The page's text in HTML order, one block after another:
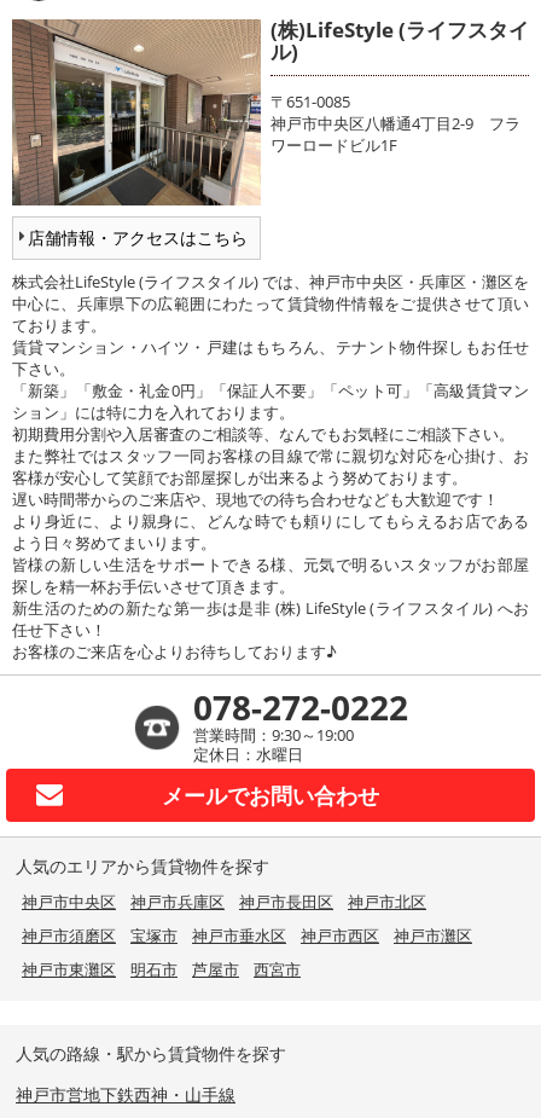
店舗情報・アクセスはこちら
(株)LifeStyle (ライフスタイ
ル)
〒651-0085
神戸市中央区八幡通4丁目2-9 フラ
ワーロードビル1F
株式会社LifeStyle (ライフスタイル) では、神戸市中央区・兵庫区・灘区を
中心に、兵庫県下の広範囲にわたって賃貸物件情報をご提供させて頂い
ております。
賃貸マンション・ハイツ・戸建はもちろん、テナント物件探しもお任せ
下さい。
「新築」「敷金・礼金0円」「保証人不要」「ペット可」「高級賃貸マン
ション」には特に力を入れております。
初期費用分割や入居審査のご相談等、なんでもお気軽にご相談下さい。
また弊社ではスタッフ一同お客様の目線で常に親切な対応を心掛け、お
客様が安心して笑顔でお部屋探しが出来るよう努めております。
遅い時間帯からのご来店や、現地での待ち合わせなども大歓迎です！
より身近に、より親身に、どんな時でも頼りにしてもらえるお店である
よう日々努めてまいります。
皆様の新しい生活をサポートできる様、元気で明るいスタッフがお部屋
探しを精一杯お手伝いさせて頂きます。
新生活のための新たな第一歩は是非 (株) LifeStyle (ライフスタイル) へお
任せ下さい！
お客様のご来店を心よりお待ちしております♪
078-272-0222
営業時間：9:30～19:00
定休日：水曜日
メールでお問い合わせ
人気のエリアから賃貸物件を探す
神戸市中央区 神戸市兵庫区 神戸市長田区
神戸市北区
神戸市須磨区
宝塚市 神戸市垂水区 神戸市西区
神戸市灘区
神戸市東灘区
明石市 芦屋市 西宮市
人気の路線・駅から賃貸物件を探す
神戸市営地下鉄西神・山手線